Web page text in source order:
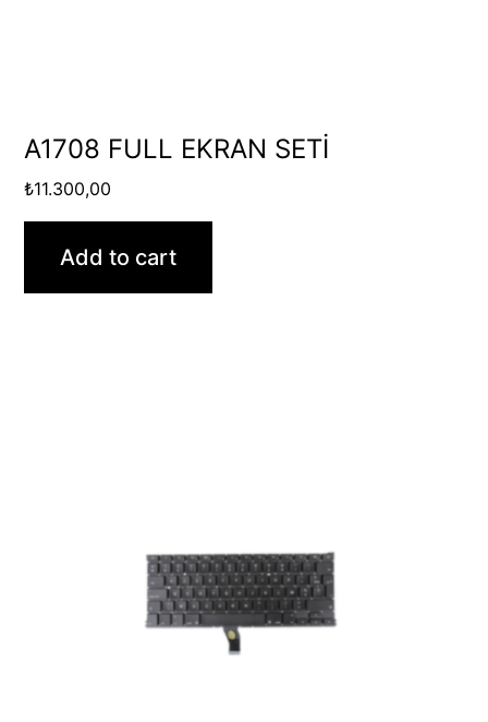
A1708 FULL EKRAN SETİ
₺11.300,00
Add to cart